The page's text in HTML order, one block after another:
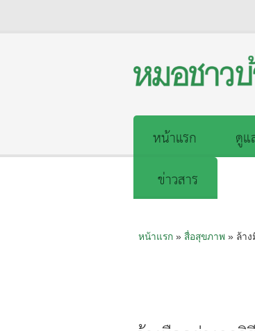
หน้าแรก ดู
ข่าวสาร
หน้าแรก» สื่อสุขภาพ» ล้าง